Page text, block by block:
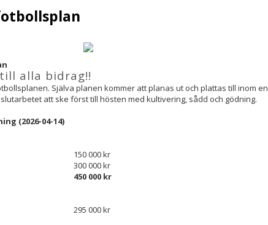
till alla bidrag!!
Själva planen kommer att planas ut och plattas till inom en
att ske först till hösten med kultivering, sådd och gödning.
(2026-04-14)
150 000 kr
300 000 kr
450 000 kr
295 000 kr